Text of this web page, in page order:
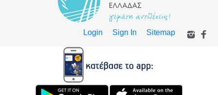
Login Sign In Sitemap